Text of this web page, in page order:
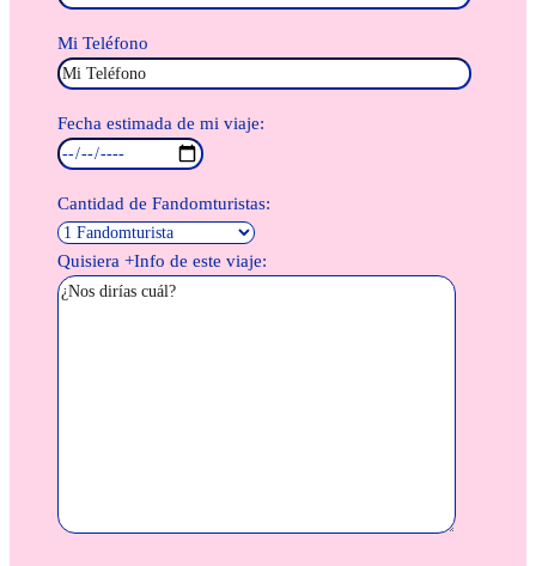
Mi Teléfono
Fecha estimada de mi viaje:
Cantidad de Fandomturistas:
Quisiera +Info de este viaje: